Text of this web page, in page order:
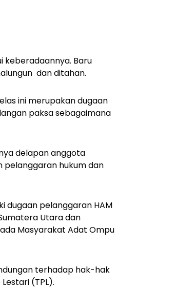
keberadaannya. Baru
dan ditahan.
ini merupakan dugaan
paksa sebagaimana
delapan anggota
pelanggaran hukum dan
dugaan pelanggaran HAM
Utara dan
Masyarakat Adat Ompu
terhadap hak-hak
(TPL).